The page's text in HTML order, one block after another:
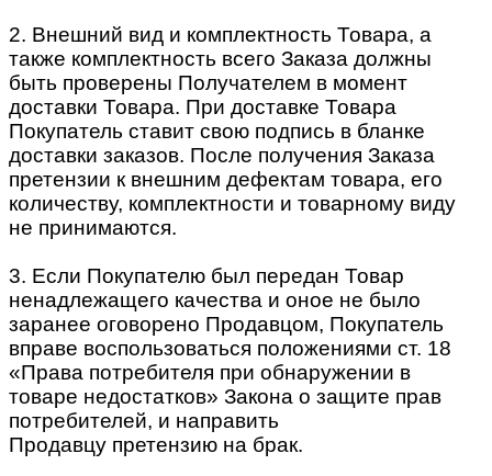
2. Внешний вид и комплектность Товара, а
также комплектность всего Заказа должны
быть проверены Получателем в момент
доставки Товара. При доставке Товара
Покупатель ставит свою подпись в бланке
доставки заказов. После получения Заказа
претензии к внешним дефектам товара, его
количеству, комплектности и товарному виду
не принимаются.
3. Если Покупателю был передан Товар
ненадлежащего качества и оное не было
заранее оговорено Продавцом, Покупатель
вправе воспользоваться положениями ст. 18
«Права потребителя при обнаружении в
товаре недостатков» Закона о защите прав
потребителей, и направить
Продавцу претензию на брак.